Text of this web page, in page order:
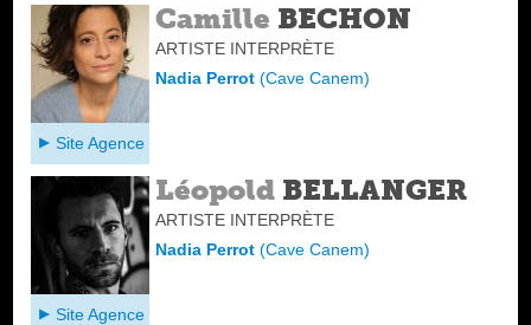
Camille BECHON
ARTISTE INTERPRÈTE
Nadia Perrot(Cave Canem)
Site Agence
Léopold BELLANGER
ARTISTE INTERPRÈTE
Nadia Perrot(Cave Canem)
Site Agence